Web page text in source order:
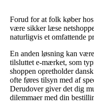
Forud for at folk køber
være sikker læse
naturligvis et omfattende
En anden løsning kan
tilsluttet e-mærket, som
shoppen opretholder
ofte føres tilsyn med af
Derudover giver det dig
dilemmaer med din